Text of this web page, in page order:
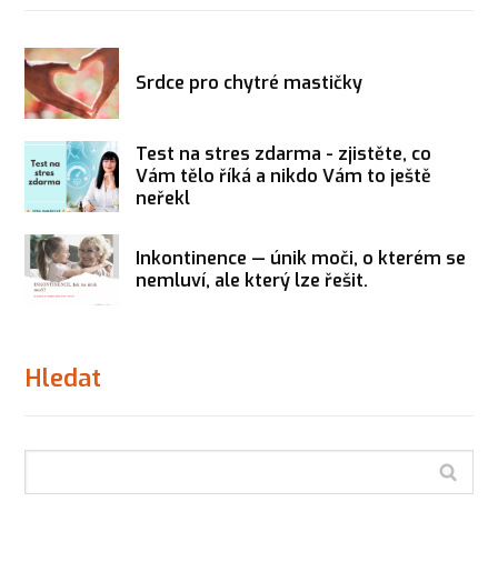
Srdce pro chytré mastičky
Test na stres zdarma - zjistěte, co
Vám tělo říká a nikdo Vám to ještě
neřekl
Inkontinence — únik moči, o kterém se
nemluví, ale který lze řešit.
Hledat